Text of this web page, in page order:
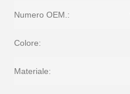
Numero OEM.:
Colore:
Materiale: